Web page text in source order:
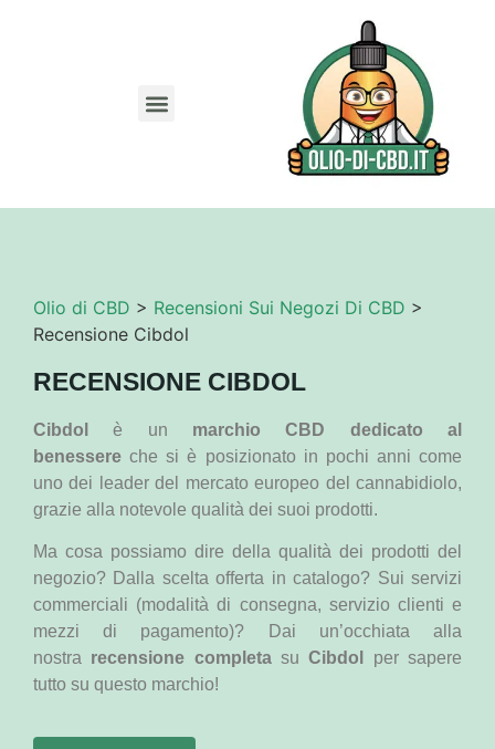
Olio di CBD > Recensioni Sui Negozi Di CBD >
Recensione Cibdol
RECENSIONE CIBDOL
Cibdol è un marchio CBD dedicato al
benessere che si è posizionato in pochi anni come
uno dei leader del mercato europeo del cannabidiolo,
grazie alla notevole qualità dei suoi prodotti.
Ma cosa possiamo dire della qualità dei prodotti del
negozio? Dalla scelta offerta in catalogo? Sui servizi
commerciali (modalità di consegna, servizio clienti e
mezzi di pagamento)? Dai un’occhiata alla
nostra recensione completasuCibdol
per sapere
tutto su questo marchio!